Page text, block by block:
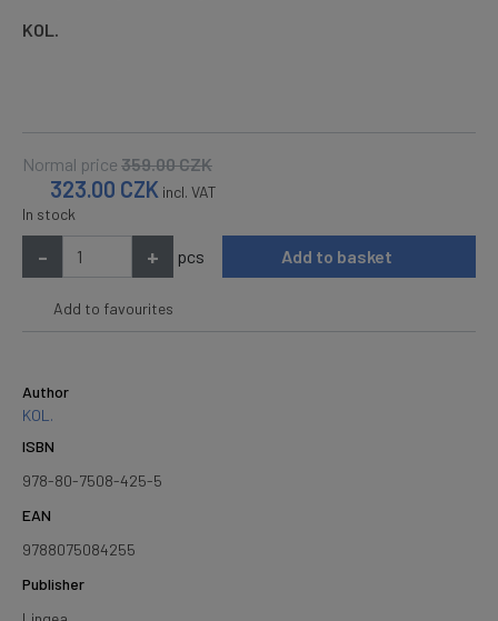
KOL.
Normal price 359.00CZK
323.00 CZK incl. VAT
In stock
- + pcs Add to basket
Add to favourites
Author
KOL.
ISBN
978-80-7508-425-5
EAN
9788075084255
Publisher